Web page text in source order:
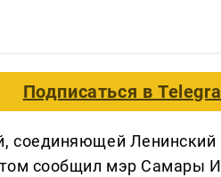
Подписаться в
соединяющей
сообщил мэр Самары